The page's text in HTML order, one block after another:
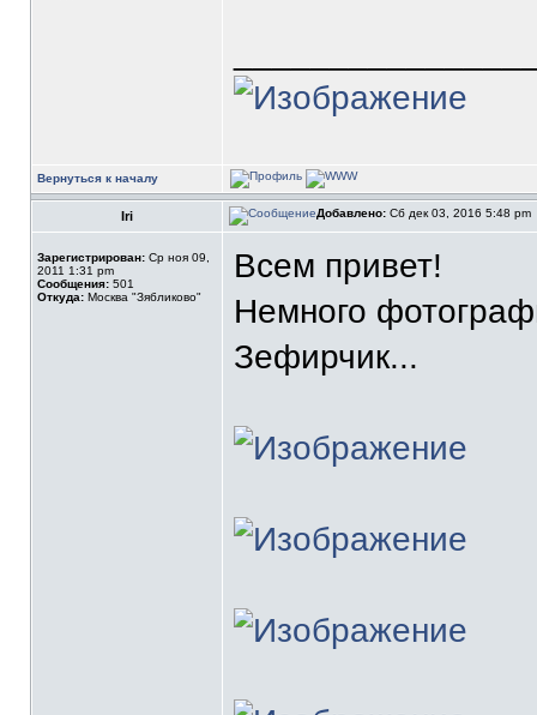
Вернуться к началу
Iri Добавлено: Сб дек 03, 2016 5:48 pm
Зарегистрирован: Ср ноя 09,
2011 1:31 pm
Сообщения: 501
Откуда: Москва "Зябликово"
Всем привет!
Немного
Зефирчик...